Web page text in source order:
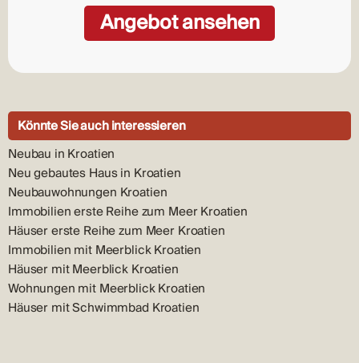
Angebot ansehen
Könnte Sie auch interessieren
Neubau in Kroatien
Neu gebautes Haus in Kroatien
Neubauwohnungen Kroatien
Immobilien erste Reihe zum Meer Kroatien
Häuser erste Reihe zum Meer Kroatien
Immobilien mit Meerblick Kroatien
Häuser mit Meerblick Kroatien
Wohnungen mit Meerblick Kroatien
Häuser mit Schwimmbad Kroatien